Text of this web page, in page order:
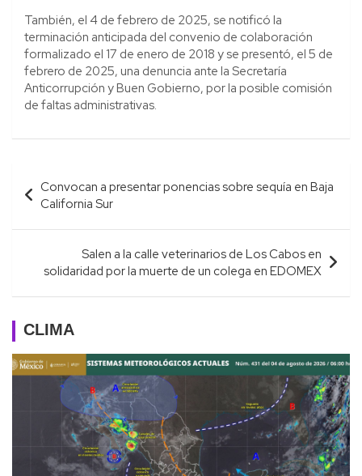
También, el 4 de febrero de 2025, se notificó la
terminación anticipada del convenio de colaboración
formalizado el 17 de enero de 2018 y se presentó, el 5 de
febrero de 2025, una denuncia ante la Secretaría
Anticorrupción y Buen Gobierno, por la posible comisión
de faltas administrativas.
Navegación
de
entradas
Convocan a presentar ponencias sobre sequía en Baja
California Sur
Salen a la calle veterinarios de Los Cabos en
solidaridad por la muerte de un colega en EDOMEX
CLIMA